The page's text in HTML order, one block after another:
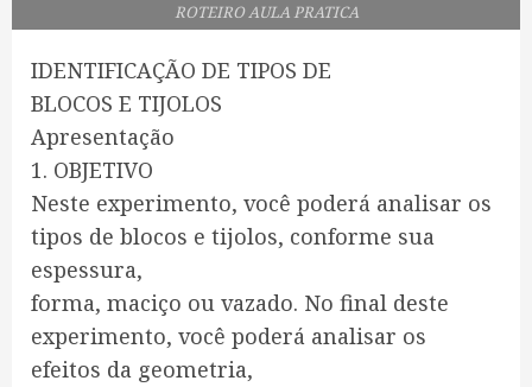
ROTEIRO AULA PRATICA
IDENTIFICAÇÃO DE TIPOS DE
BLOCOS E TIJOLOS
Apresentação
1. OBJETIVO
Neste experimento, você poderá analisar os
tipos de blocos e tijolos, conforme sua
espessura,
forma, maciço ou vazado. No final deste
experimento, você poderá analisar os
efeitos da geometria,